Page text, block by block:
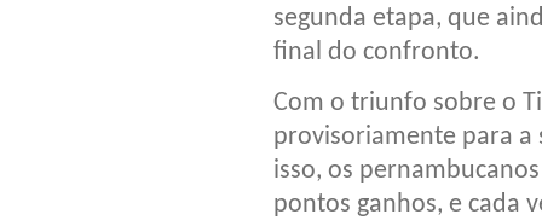
segunda etapa, que
final do confronto.
Com o triunfo sobre o
provisoriamente para a
isso, os
pontos ganhos, e cada